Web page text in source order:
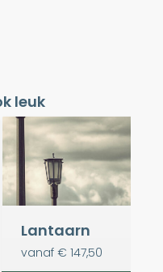
leuk
Lantaarn
vanaf € 147,50